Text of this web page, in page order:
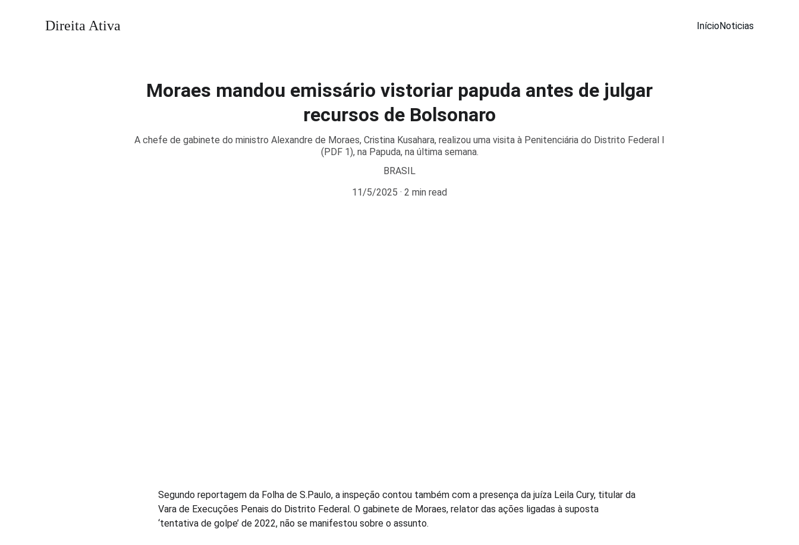
Direita Ativa InícioNoticias
Moraes mandou emissário vistoriar papuda antes de julgar
recursos de Bolsonaro
A chefe de gabinete do ministro Alexandre de Moraes, Cristina Kusahara, realizou uma visita à Penitenciária do Distrito Federal I
(PDF 1), na Papuda, na última semana.
BRASIL
11/5/2025
2 min read
Segundo reportagem da Folha de S.Paulo, a inspeção contou também com a presença da juíza Leila Cury, titular da
Vara de Execuções Penais do Distrito Federal. O gabinete de Moraes, relator das ações ligadas à suposta
‘tentativa de golpe’ de 2022, não se manifestou sobre o assunto.